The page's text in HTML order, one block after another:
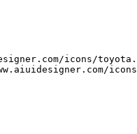
icons/